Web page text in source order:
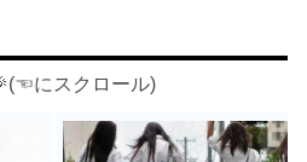
にスクロール)